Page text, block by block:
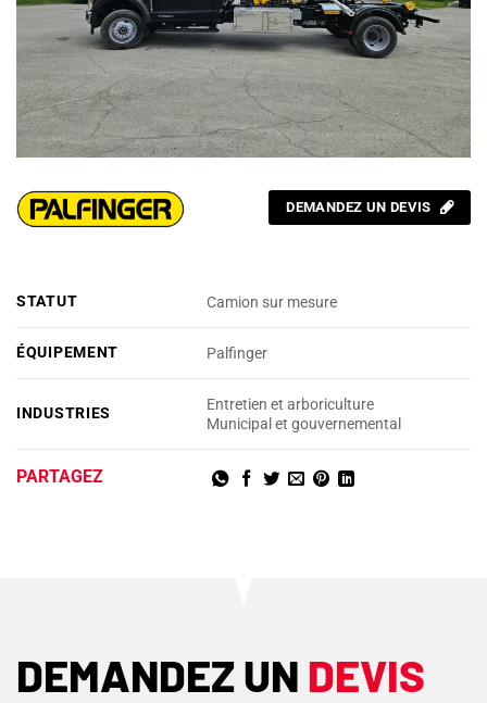
DEMANDEZ UN DEVIS
STATUT Camion sur mesure
ÉQUIPEMENT Palfinger
INDUSTRIES
Entretien et arboriculture
Municipal et gouvernemental
PARTAGEZ
DEMANDEZ UN DEVIS